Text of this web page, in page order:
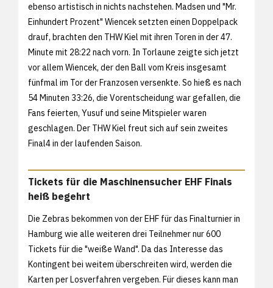
ebenso artistisch in nichts nachstehen. Madsen und "Mr.
Einhundert Prozent" Wiencek setzten einen Doppelpack
drauf, brachten den THW Kiel mit ihren Toren in der 47.
Minute mit 28:22 nach vorn. In Torlaune zeigte sich jetzt
vor allem Wiencek, der den Ball vom Kreis insgesamt
fünfmal im Tor der Franzosen versenkte. So hieß es nach
54 Minuten 33:26, die Vorentscheidung war gefallen, die
Fans feierten, Yusuf und seine Mitspieler waren
geschlagen. Der THW Kiel freut sich auf sein zweites
Final4 in der laufenden Saison.
Tickets für die Maschinensucher EHF Finals
heiß begehrt
Die Zebras bekommen von der EHF für das Finalturnier in
Hamburg wie alle weiteren drei Teilnehmer nur 600
Tickets für die "weiße Wand". Da das Interesse das
Kontingent bei weitem überschreiten wird, werden die
Karten per Losverfahren vergeben. Für dieses kann man